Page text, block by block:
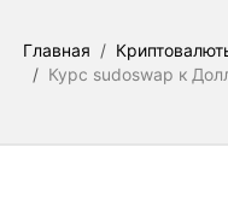
Главная /
/ Курс sudoswap к